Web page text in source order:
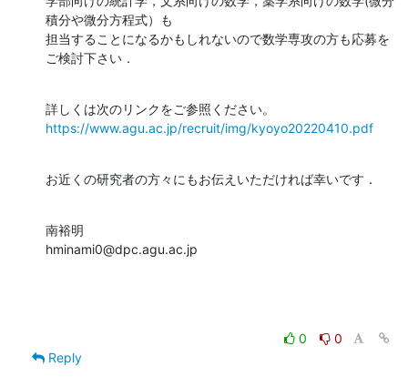
積分や微分方程式）も
担当することになるかもしれないので数学専攻の方も応募を
ご検討下さい．
https://www.agu.ac.jp/recruit/img/kyoyo20220410.pdf
お近くの研究者の方々にもお伝えいただければ幸いです．
南裕明
hminami0@dpc.agu.ac.jp
0
0
Reply